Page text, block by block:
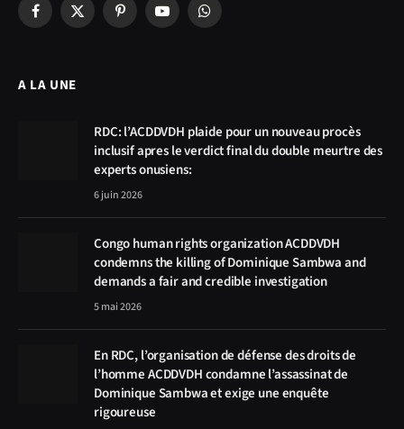
Facebook
X
PinterestYouTubeWhatsApp
A LA UNE
RDC: l’ACDDVDH plaide pour un nouveau procès
inclusif apres le verdict final du double meurtre des
experts onusiens:
6 juin 2026
Congo human rights organization ACDDVDH
condemns the killing of Dominique Sambwa and
demands a fair and credible investigation
5 mai 2026
En RDC, l’organisation de défense des droits de
l’homme ACDDVDH condamne l’assassinat de
Dominique Sambwa et exige une enquête
rigoureuse